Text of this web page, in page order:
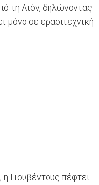
τη Λιόν, δηλώνοντας
μόνο σε ερασιτεχνική
Γιουβέντους πέφτει